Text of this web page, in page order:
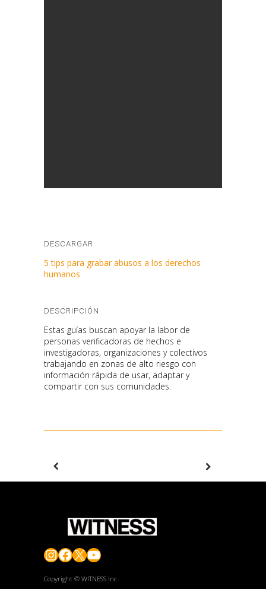
DESCARGAR
5 tips para grabar abusos a los derechos
humanos
DESCRIPCIÓN
Estas guías buscan apoyar la labor de
personas verificadoras de hechos e
investigadoras, organizaciones y colectivos
trabajando en zonas de alto riesgo con
información rápida de usar, adaptar y
compartir con sus comunidades.
Instagram
Facebook
X YouTube
Copyright © WITNESS Inc